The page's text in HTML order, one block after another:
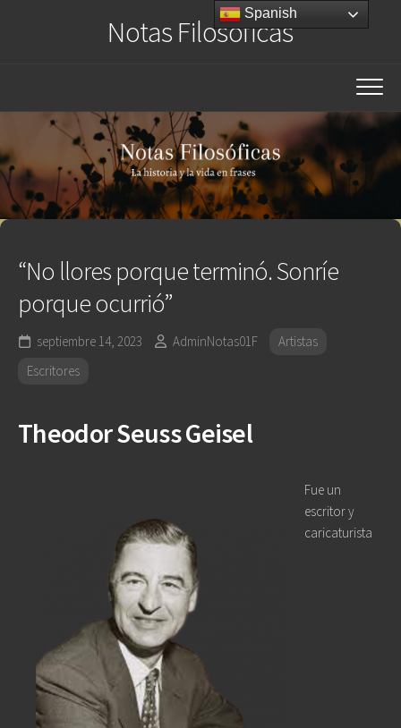
Notas Filosóficas
“No llores porque terminó. Sonríe
porque ocurrió”
septiembre 14, 2023 AdminNotas01F
Artistas
Escritores
Theodor Seuss Geisel
Fue un
escritor y
caricaturista
Spanish